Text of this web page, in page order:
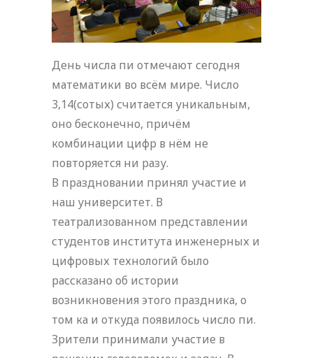
День числа пи отмечают сегодня
математики во всём мире. Число
3,14(сотых) считается уникальным,
оно бесконечно, причём
комбинации цифр в нём не
повторяется ни разу.
В праздновании принял участие и
наш университет. В
театрализованном представлении
студентов института инженерных и
цифровых технологий было
рассказано об истории
возникновения этого праздника, о
том ка и откуда появилось число пи.
Зрители принимали участие в